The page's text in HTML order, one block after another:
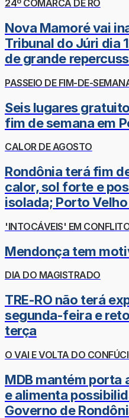
24º COMARCA DE RO
Nova Mamoré vai
Tribunal do Júri dia
de grande
PASSEIO DE FIM-DE-
Seis lugares
fim de semana em
CALOR DE AGOSTO
Rondônia terá fim
calor, sol forte e
isolada; Porto
'INTOCÁVEIS' EM
Mendonça tem
DIA DO MAGISTRADO
TRE-RO não terá
segunda-feira e
terça
O VAI E VOLTA DO
MDB mantém porta
e alimenta
Governo de